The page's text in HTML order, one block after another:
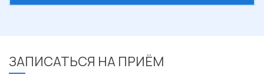
ЗАПИСАТЬСЯ НА ПРИЁМ